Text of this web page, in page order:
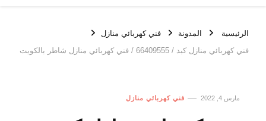
الرئيسية المدونة
فني كهربائي منازل
فني كهربائي منازل كبد / 66409555 / فني كهربائي منازل شاطر بالكويت
مارس 4, 2022 فني كهربائي منازل